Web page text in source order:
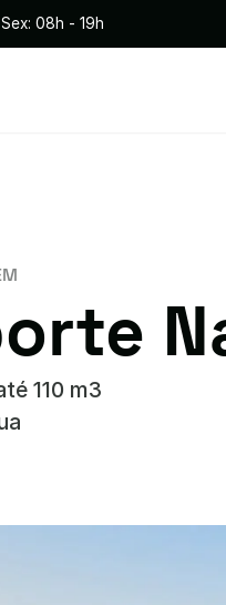
08h - 19h
110 m3